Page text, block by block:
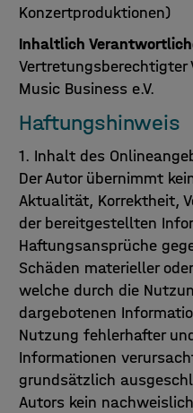
Konzertproduktionen)
Inhaltlich
Vertretungsberechtigter
Music Business e.V.
Haftungshinweis
1. Inhalt des
Der Autor übernimmt
Aktualität, Korrektheit,
der bereitgestellten
Haftungsansprüche
Schäden materieller
welche durch die
dargebotenen
Nutzung fehlerhafter
Informationen
grundsätzlich
Autors kein